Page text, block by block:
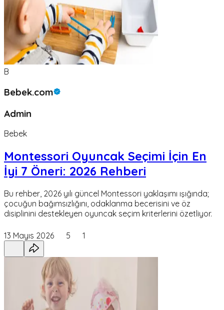
B
Bebek.com
Admin
Bebek
Montessori Oyuncak Seçimi İçin En
İyi 7 Öneri: 2026 Rehberi
Bu rehber, 2026 yılı güncel Montessori yaklaşımı ışığında;
çocuğun bağımsızlığını, odaklanma becerisini ve öz
disiplinini destekleyen oyuncak seçim kriterlerini özetliyor.
13 Mayıs 2026 5 1